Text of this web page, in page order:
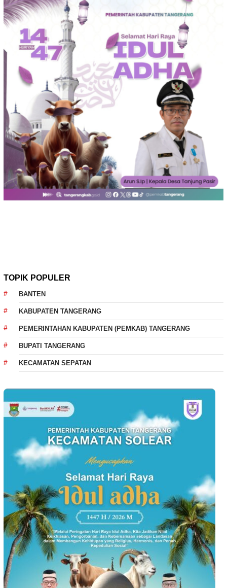
TOPIK POPULER
BANTEN
KABUPATEN TANGERANG
PEMERINTAHAN KABUPATEN (PEMKAB) TANGERANG
BUPATI TANGERANG
KECAMATAN SEPATAN